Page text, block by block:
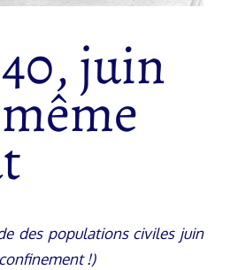
juin
des populations civiles juin
!)